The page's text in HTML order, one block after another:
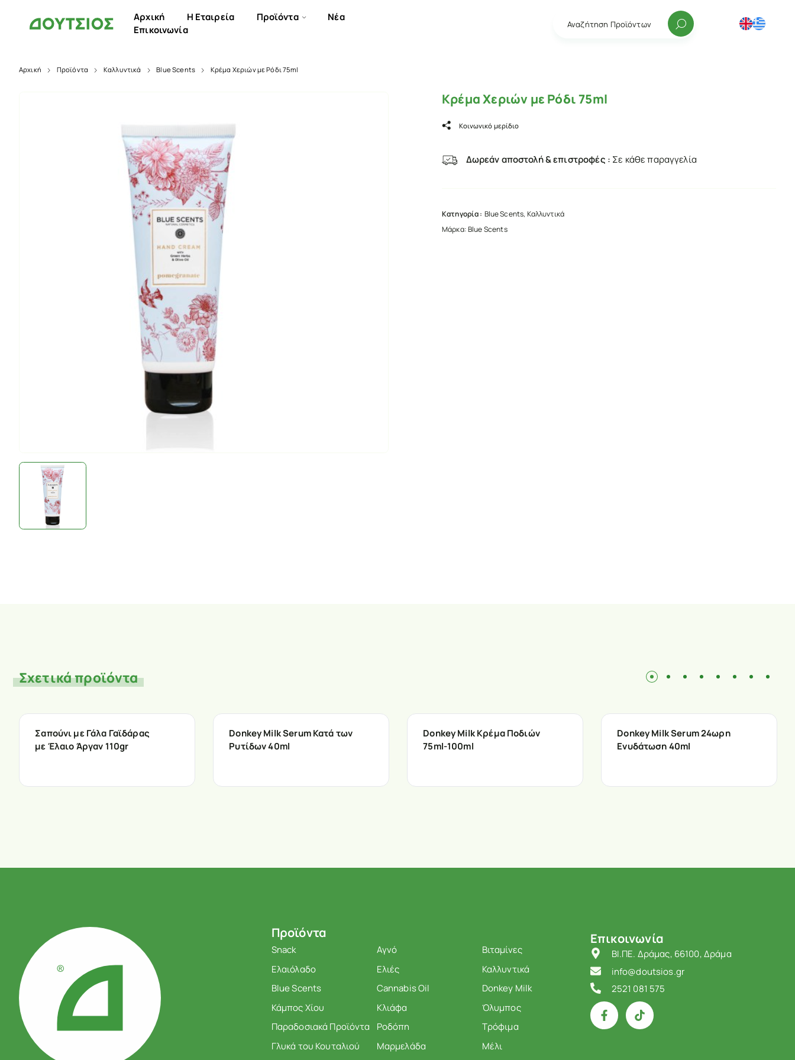
Αρχική Η Εταιρεία Προϊόντα
Νέα
Επικοινωνία
Αναζήτηση Προϊόντων
Αρχική Προϊόντα Καλλυντικά Blue Scents Κρέμα Χεριών με Ρόδι 75ml
Κρέμα Χεριών με Ρόδι 75ml
Κοινωνικό μερίδιο
Δωρεάν αποστολή & επιστροφές : Σε κάθε παραγγελία
Κατηγορία : Blue Scents, Καλλυντικά
Μάρκα:Blue Scents
Σχετικά προϊόντα
Σαπούνι με Γάλα Γαϊδάρας
με Έλαιο Άργαν 110gr
Donkey Milk Serum Κατά των
Ρυτίδων 40ml
Donkey Milk Κρέμα Ποδιών
75ml-100ml
Donkey Milk Serum 24ωρη
Ενυδάτωση 40ml
Προϊόντα
Snack Αγνό
Βιταμίνες
Ελαιόλαδο
Ελιές
Καλλυντικά
Blue Scents
Cannabis Oil
Donkey Milk
Κάμπος Χίου
Κλιάφα
Όλυμπος
Παραδοσιακά Προϊόντα
Ροδόπη
Τρόφιμα
Γλυκά του Κουταλιού
Μαρμελάδα
Μέλι
Επικοινωνία
ΒΙ.ΠΕ. Δράμας, 66100, Δράμα
info@doutsios.gr
2521 081 575